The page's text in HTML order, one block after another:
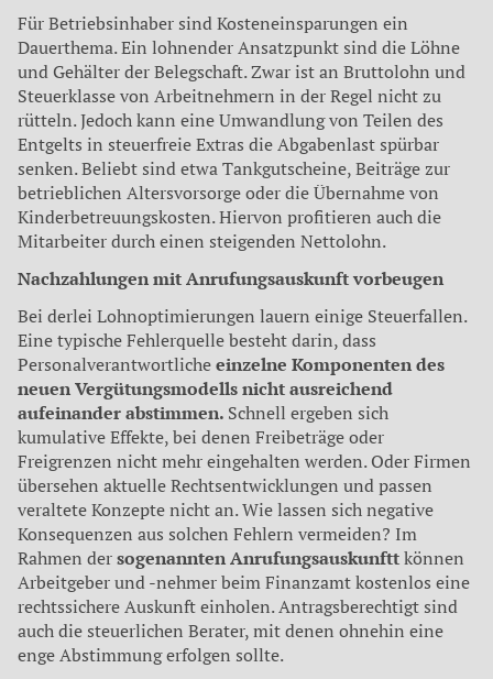
Für Betriebsinhaber sind Kosteneinsparungen ein
Dauerthema. Ein lohnender Ansatzpunkt sind die Löhne
und Gehälter der Belegschaft. Zwar ist an Bruttolohn und
Steuerklasse von Arbeitnehmern in der Regel nicht zu
rütteln. Jedoch kann eine Umwandlung von Teilen des
Entgelts in steuerfreie Extras die Abgabenlast spürbar
senken. Beliebt sind etwa Tankgutscheine, Beiträge zur
betrieblichen Altersvorsorge oder die Übernahme von
Kinderbetreuungskosten. Hiervon profitieren auch die
Mitarbeiter durch einen steigenden Nettolohn.
Nachzahlungen mit Anrufungsauskunft vorbeugen
Bei derlei Lohnoptimierungen lauern einige Steuerfallen.
Eine typische Fehlerquelle besteht darin, dass
Personalverantwortlicheeinzelne Komponenten des
neuen Vergütungsmodells nicht ausreichend
aufeinander abstimmen. Schnell ergeben sich
kumulative Effekte, bei denen Freibeträge oder
Freigrenzen nicht mehr eingehalten werden. Oder Firmen
übersehen aktuelle Rechtsentwicklungen und passen
veraltete Konzepte nicht an. Wie lassen sich negative
Konsequenzen aus solchen Fehlern vermeiden? Im
Rahmen dersogenannten Anrufungsauskunfttkönnen
Arbeitgeber und -nehmer beim Finanzamt kostenlos eine
rechtssichere Auskunft einholen. Antragsberechtigt sind
auch die steuerlichen Berater, mit denen ohnehin eine
enge Abstimmung erfolgen sollte.